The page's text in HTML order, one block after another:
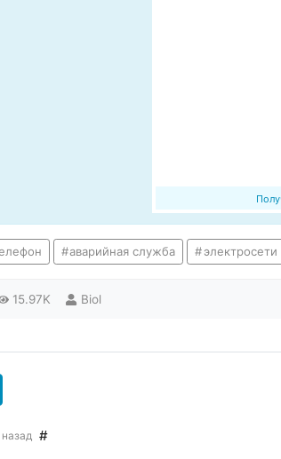
аварийная служба электросети
15.97K Biol
#